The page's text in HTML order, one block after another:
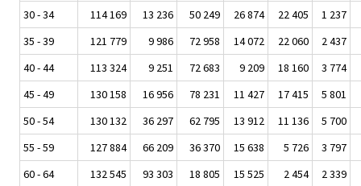
30 - 34
114 169 13 236 50 249 26 874 22 405
1 237
35 - 39
121 779 9 986 72 958 14 072 22 060
2 437
40 - 44
113 324 9 251 72 683 9 209 18 160
3 774
45 - 49
130 158 16 956 78 231 11 427 17 415
5 801
50 - 54
130 132 36 297 62 795 13 912 11 136
5 700
55 - 59
127 884 66 209 36 370 15 638 5 726
3 797
60 - 64
132 545 93 303 18 805 15 525 2 454
2 339